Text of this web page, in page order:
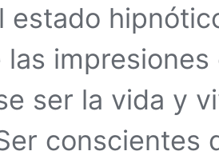
estado
las
ser la vida y
conscientes